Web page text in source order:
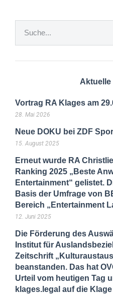
Aktuelle
Vortrag RA Klages am
28. Mai 2026
Neue DOKU bei ZDF
15. August 2025
Erneut wurde RA
Ranking 2025 „Beste
Entertainment“ gelistet.
Basis der Umfrage von
Bereich „Entertainment
12. Juni 2025
Die Förderung des
Institut für
Zeitschrift
beanstanden. Das hat
Urteil vom heutigen Tag
klages.legal auf die